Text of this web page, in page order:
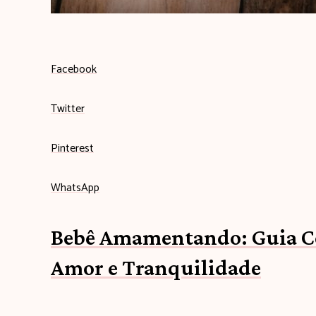
e
b
ê
o
Facebook
Twitter
Pinterest
WhatsApp
Bebê Amamentando: Guia
Amor e Tranquilidade